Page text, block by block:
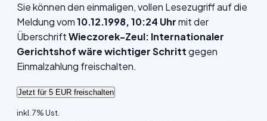
Sie können den einmaligen, vollen Lesezugriff auf die
Meldung vom10.12.1998, 10:24 Uhrmit der
ÜberschriftWieczorek-Zeul: Internationaler
Gerichtshof wäre wichtiger Schrittgegen
Einmalzahlung freischalten.
inkl. 7% Ust.